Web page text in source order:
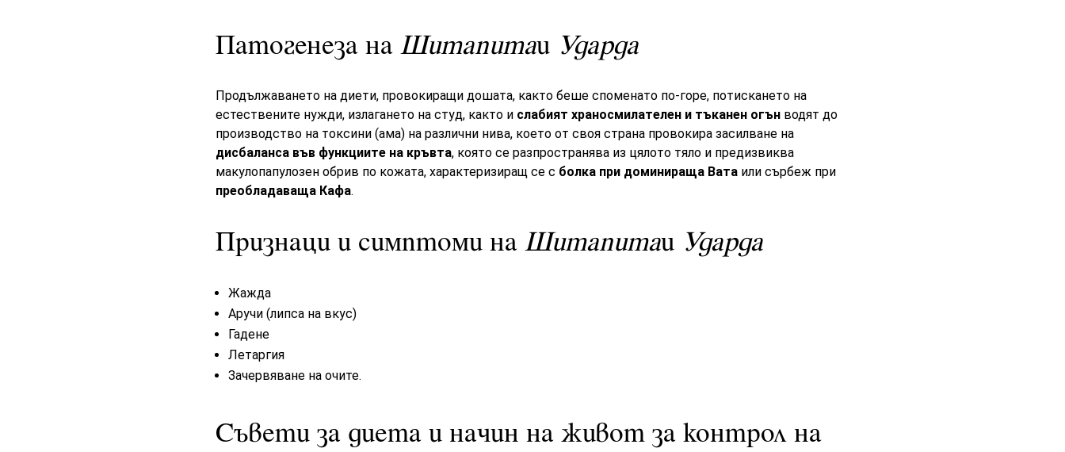
Патогенеза на Шитапитаи Ударда
Продължаването на диети, провокиращи дошата, както беше споменато по-горе, потискането на
естествените нужди, излагането на студ, както и слабият храносмилателен и тъканен огън водят до
производство на токсини (ама) на различни нива, което от своя страна провокира засилване на
дисбаланса във функциите на кръвта, която се разпространява из цялото тяло и предизвиква
макулопапулозен обрив по кожата, характеризиращ се с болка при доминираща Вата или сърбеж при
преобладаваща Кафа.
Признаци и симптоми на Шитапитаи Ударда
Жажда
Аручи (липса на вкус)
Гадене
Летаргия
Зачервяване на очите.
Съвети за диета и начин на живот за контрол на